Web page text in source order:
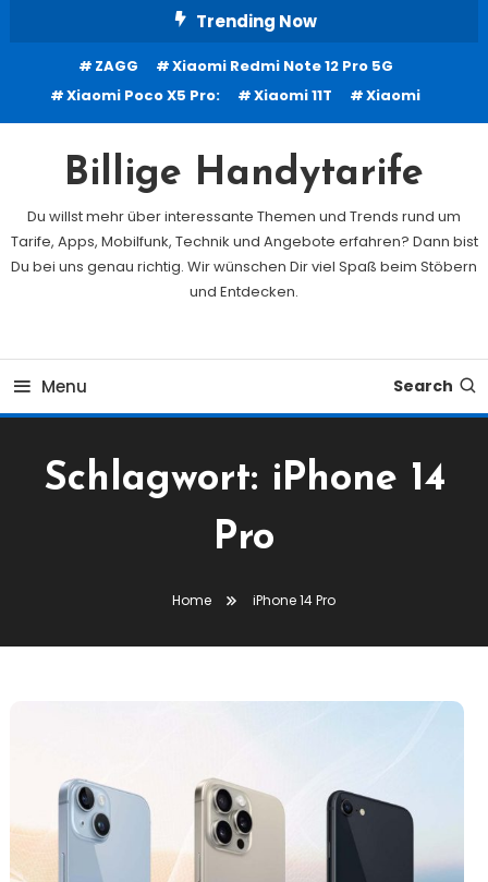
Trending Now
ZAGG
Xiaomi Redmi Note 12 Pro 5G
Xiaomi Poco X5 Pro:
Xiaomi 11T Xiaomi
Billige Handytarife
Du willst mehr über interessante Themen und Trends rund um
Tarife, Apps, Mobilfunk, Technik und Angebote erfahren? Dann bist
Du bei uns genau richtig. Wir wünschen Dir viel Spaß beim Stöbern
und Entdecken.
Menu Search
Schlagwort: iPhone 14
Pro
Home iPhone 14 Pro